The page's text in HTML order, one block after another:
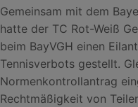
Gemeinsam mit dem
hatte der TC Rot-Weiß
beim BayVGH einen
Tennisverbots gestellt.
Normenkontrollantrag
Rechtmäßigkeit von